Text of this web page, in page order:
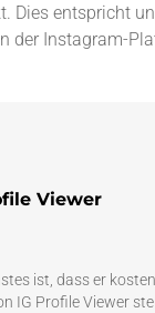
Dies entspricht
der Instagram-
Viewer
ist, dass er
IG Profile Viewer